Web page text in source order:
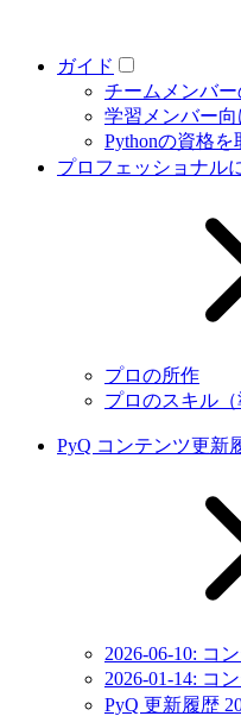
ガイド
チームメンバ
学習メンバー
Pythonの資格
プロフェッショナル
プロの所作
プロのスキル（
PyQ コンテンツ更新
2026-06-10: コ
2026-01-14: コ
PyQ 更新履歴